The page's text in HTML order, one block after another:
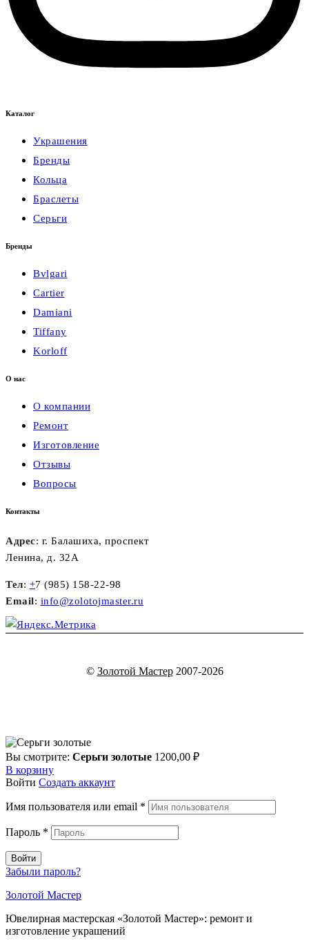
Каталог
Украшения
Бренды
Кольца
Браслеты
Серьги
Бренды
Bvlgari
Cartier
Damiani
Tiffany
Korloff
О нас
О компании
Ремонт
Изготовление
Отзывы
Вопросы
Контакты
Адрес: г. Балашиха, проспект
Ленина, д. 32А
Тел: +7 (985) 158-22-98
Email: info@zolotojmaster.ru
© Золотой Мастер2007-2026
Вы смотрите: Серьги золотые 1200,00 ₽
В корзину
Войти Создать аккаунт
Имя пользователя или email *
Пароль *
Войти
Забыли пароль?
Золотой Мастер
Ювелирная мастерская «Золотой Мастер»: ремонт и
изготовление украшений